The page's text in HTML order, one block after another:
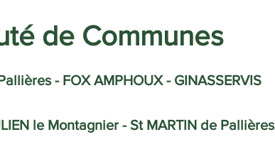
de Communes
- FOX AMPHOUX - GINASSERVIS
le Montagnier - St MARTIN de Pallières